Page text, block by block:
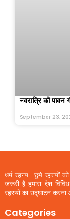
नवरात्रि की पावन
September 23,
धर्म रहस्य -छुपे रहस्यों
जरूरी है हमारा देश
रहस्यों का उद्घाटन
Categories